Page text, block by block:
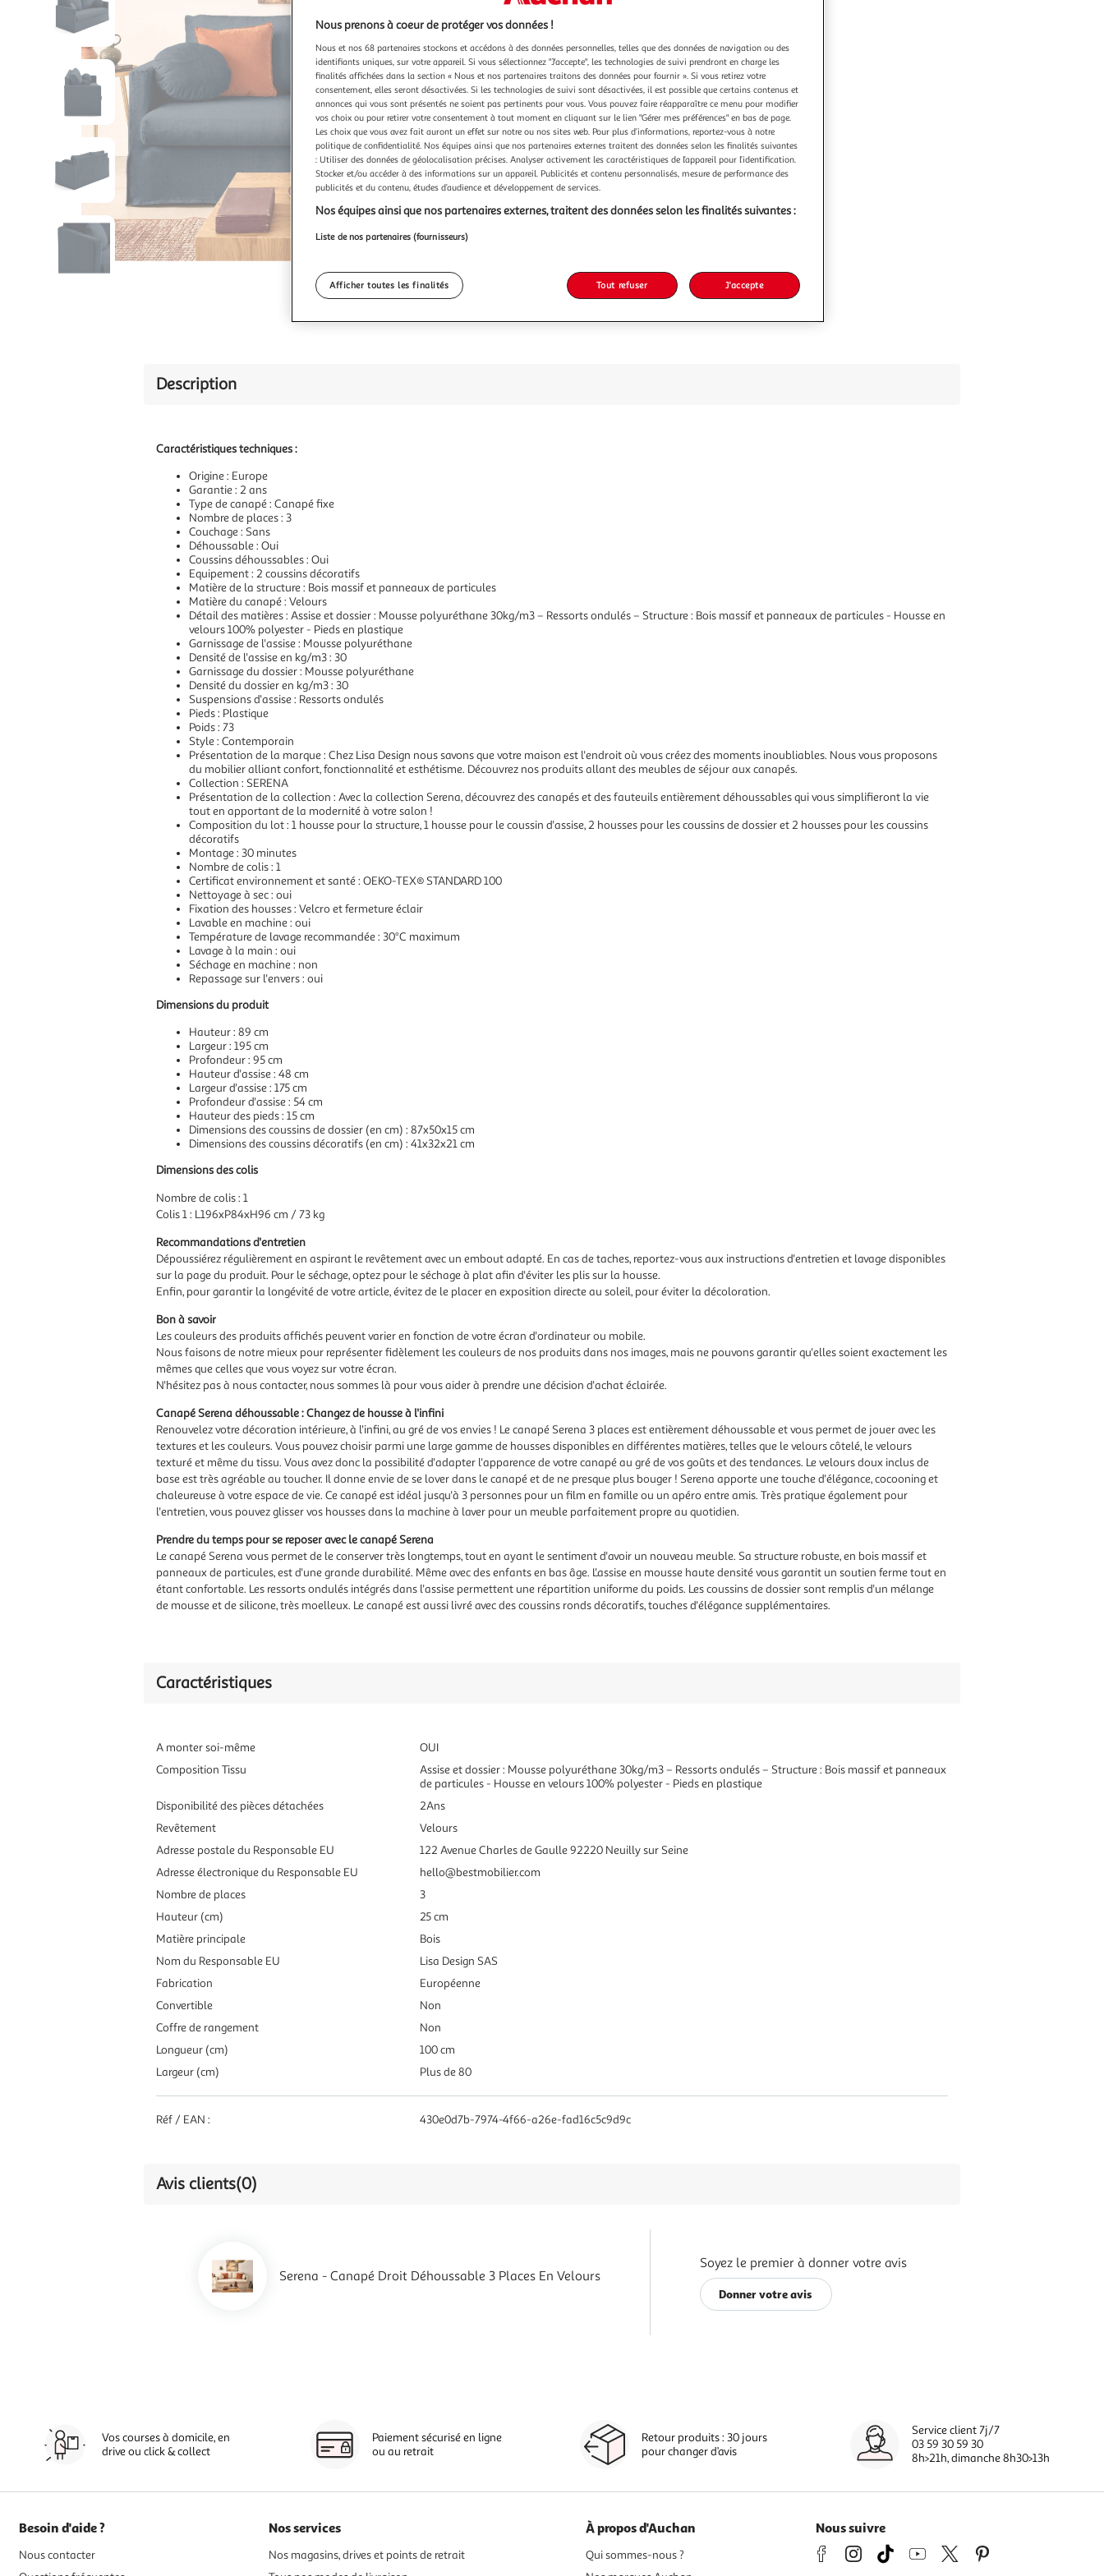
Description
Caractéristiques techniques :
Origine : Europe
Garantie : 2 ans
Type de canapé : Canapé fixe
Nombre de places : 3
Couchage : Sans
Déhoussable : Oui
Coussins déhoussables : Oui
Equipement : 2 coussins décoratifs
Matière de la structure : Bois massif et panneaux de particules
Matière du canapé : Velours
Détail des matières : Assise et dossier : Mousse polyuréthane 30kg/m3 – Ressorts ondulés – Structure : Bois massif et panneaux de particules - Housse en
velours 100% polyester - Pieds en plastique
Garnissage de l'assise : Mousse polyuréthane
Densité de l'assise en kg/m3 : 30
Garnissage du dossier : Mousse polyuréthane
Densité du dossier en kg/m3 : 30
Suspensions d'assise : Ressorts ondulés
Pieds : Plastique
Poids : 73
Style : Contemporain
Présentation de la marque : Chez Lisa Design nous savons que votre maison est l'endroit où vous créez des moments inoubliables. Nous vous proposons
du mobilier alliant confort, fonctionnalité et esthétisme. Découvrez nos produits allant des meubles de séjour aux canapés.
Collection : SERENA
Présentation de la collection : Avec la collection Serena, découvrez des canapés et des fauteuils entièrement déhoussables qui vous simplifieront la vie
tout en apportant de la modernité à votre salon !
Composition du lot : 1 housse pour la structure, 1 housse pour le coussin d'assise, 2 housses pour les coussins de dossier et 2 housses pour les coussins
décoratifs
Montage : 30 minutes
Nombre de colis : 1
Certificat environnement et santé : OEKO-TEX® STANDARD 100
Nettoyage à sec : oui
Fixation des housses : Velcro et fermeture éclair
Lavable en machine : oui
Température de lavage recommandée : 30°C maximum
Lavage à la main : oui
Séchage en machine : non
Repassage sur l'envers : oui
Dimensions du produit
Hauteur : 89 cm
Largeur : 195 cm
Profondeur : 95 cm
Hauteur d'assise : 48 cm
Largeur d'assise : 175 cm
Profondeur d'assise : 54 cm
Hauteur des pieds : 15 cm
Dimensions des coussins de dossier (en cm) : 87x50x15 cm
Dimensions des coussins décoratifs (en cm) : 41x32x21 cm
Dimensions des colis
Nombre de colis : 1
Colis 1 : L196xP84xH96 cm / 73 kg
Recommandations d'entretien
Dépoussiérez régulièrement en aspirant le revêtement avec un embout adapté. En cas de taches, reportez-vous aux instructions d'entretien et lavage disponibles
sur la page du produit. Pour le séchage, optez pour le séchage à plat afin d'éviter les plis sur la housse.
Enfin, pour garantir la longévité de votre article, évitez de le placer en exposition directe au soleil, pour éviter la décoloration.
Bon à savoir
Les couleurs des produits affichés peuvent varier en fonction de votre écran d'ordinateur ou mobile.
Nous faisons de notre mieux pour représenter fidèlement les couleurs de nos produits dans nos images, mais ne pouvons garantir qu'elles soient exactement les
mêmes que celles que vous voyez sur votre écran.
N'hésitez pas à nous contacter, nous sommes là pour vous aider à prendre une décision d'achat éclairée.
Canapé Serena déhoussable : Changez de housse à l'infini
Renouvelez votre décoration intérieure, à l'infini, au gré de vos envies ! Le canapé Serena 3 places est entièrement déhoussable et vous permet de jouer avec les
textures et les couleurs. Vous pouvez choisir parmi une large gamme de housses disponibles en différentes matières, telles que le velours côtelé, le velours
texturé et même du tissu. Vous avez donc la possibilité d'adapter l'apparence de votre canapé au gré de vos goûts et des tendances. Le velours doux inclus de
base est très agréable au toucher. Il donne envie de se lover dans le canapé et de ne presque plus bouger ! Serena apporte une touche d'élégance, cocooning et
chaleureuse à votre espace de vie. Ce canapé est idéal jusqu'à 3 personnes pour un film en famille ou un apéro entre amis. Très pratique également pour
l'entretien, vous pouvez glisser vos housses dans la machine à laver pour un meuble parfaitement propre au quotidien.
Prendre du temps pour se reposer avec le canapé Serena
Le canapé Serena vous permet de le conserver très longtemps, tout en ayant le sentiment d'avoir un nouveau meuble. Sa structure robuste, en bois massif et
panneaux de particules, est d'une grande durabilité. Même avec des enfants en bas âge. L'assise en mousse haute densité vous garantit un soutien ferme tout en
étant confortable. Les ressorts ondulés intégrés dans l'assise permettent une répartition uniforme du poids. Les coussins de dossier sont remplis d'un mélange
de mousse et de silicone, très moelleux. Le canapé est aussi livré avec des coussins ronds décoratifs, touches d'élégance supplémentaires.
Caractéristiques
A monter soi-même
OUI
Composition Tissu
Assise et dossier : Mousse polyuréthane 30kg/m3 – Ressorts ondulés – Structure : Bois massif et panneaux
de particules - Housse en velours 100% polyester - Pieds en plastique
Disponibilité des pièces détachées
2Ans
Revêtement
Velours
Adresse postale du Responsable EU
122 Avenue Charles de Gaulle 92220 Neuilly sur Seine
Adresse électronique du Responsable EU
hello@bestmobilier.com
Nombre de places
3
Hauteur (cm)
25 cm
Matière principale
Bois
Nom du Responsable EU
Lisa Design SAS
Fabrication
Européenne
Convertible
Non
Coffre de rangement
Non
Longueur (cm)
100 cm
Largeur (cm)
Plus de 80
Réf / EAN : 430e0d7b-7974-4f66-a26e-fad16c5c9d9c
Avis clients(0)
Serena - Canapé Droit Déhoussable 3 Places En Velours
Soyez le premier à donner votre avis
Donner votre avis
Vos courses à domicile, en
drive ou click & collect
Paiement sécurisé en ligne
ou au retrait
Retour produits : 30 jours
pour changer d’avis
Service client 7j/7
03 59 30 59 30
8h>21h, dimanche 8h30>13h
Besoin d'aide ?
Nous contacter
Nos services
Nos magasins, drives et points de retrait
À propos d'Auchan
Qui sommes-nous ?
Nous suivre
Nous prenons à coeur de protéger vos données !
Nous et nos 68 partenaires stockons et accédons à des données personnelles, telles que des données de navigation ou des
identifiants uniques, sur votre appareil. Si vous sélectionnez "J'accepte", les technologies de suivi prendront en charge les
finalités affichées dans la section « Nous et nos partenaires traitons des données pour fournir ». Si vous retirez votre
consentement, elles seront désactivées. Si les technologies de suivi sont désactivées, il est possible que certains contenus et
annonces qui vous sont présentés ne soient pas pertinents pour vous. Vous pouvez faire réapparaître ce menu pour modifier
vos choix ou pour retirer votre consentement à tout moment en cliquant sur le lien "Gérer mes préférences" en bas de page.
Les choix que vous avez fait auront un effet sur notre ou nos sites web. Pour plus d’informations, reportez-vous à notre
politique de confidentialité. Nos équipes ainsi que nos partenaires externes traitent des données selon les finalités suivantes
: Utiliser des données de géolocalisation précises. Analyser activement les caractéristiques de l’appareil pour l’identification.
Stocker et/ou accéder à des informations sur un appareil. Publicités et contenu personnalisés, mesure de performance des
publicités et du contenu, études d’audience et développement de services.
Nos équipes ainsi que nos partenaires externes, traitent des données selon les finalités suivantes :
Liste de nos partenaires (fournisseurs)
Afficher toutes les finalités Tout refuser J'accepte